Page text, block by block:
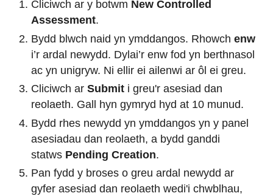
Cliciwch ar y botwm New Controlled
Assessment.
Bydd blwch naid yn ymddangos. Rhowch enw
i’r ardal newydd. Dylai’r enw fod yn berthnasol
ac yn unigryw. Ni ellir ei ailenwi ar ôl ei greu.
Cliciwch ar Submit i greu'r asesiad dan
reolaeth. Gall hyn gymryd hyd at 10 munud.
Bydd rhes newydd yn ymddangos yn y panel
asesiadau dan reolaeth, a bydd ganddi
statws Pending Creation.
Pan fydd y broses o greu ardal newydd ar
gyfer asesiad dan reolaeth wedi'i chwblhau,